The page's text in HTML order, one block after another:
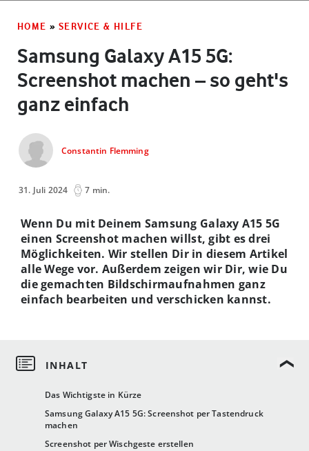
HOME » SERVICE & HILFE
Samsung Galaxy A15 5G:
Screenshot machen – so geht's
ganz einfach
Constantin Flemming
31. Juli 2024 7 min.
Das Wichtigste in Kürze
Samsung Galaxy A15 5G: Screenshot per Tastendruck
machen
Screenshot per Wischgeste erstellen
Wenn Du mit Deinem Samsung Galaxy A15 5G
einen Screenshot machen willst, gibt es drei
Möglichkeiten. Wir stellen Dir in diesem Artikel
alle Wege vor. Außerdem zeigen wir Dir, wie Du
die gemachten Bildschirmaufnahmen ganz
einfach bearbeiten und verschicken kannst.